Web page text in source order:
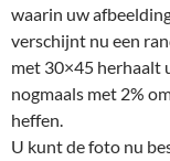
waarin uw
verschijnt nu een
met 30×45 herhaalt
nogmaals met 2%
heffen.
U kunt de foto nu